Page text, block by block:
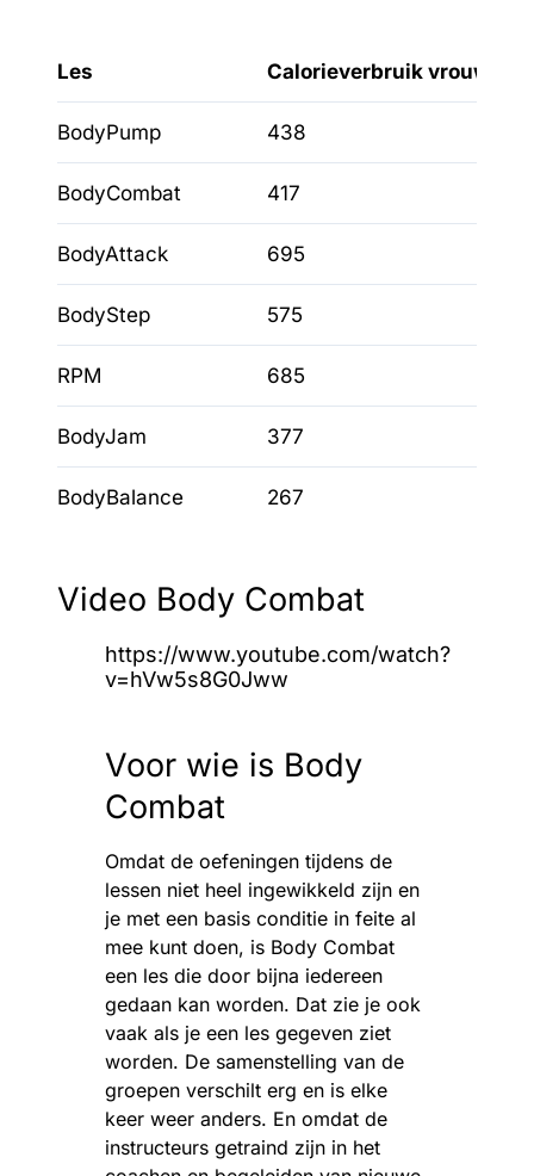
Les Calorieverbruik vrouw
BodyPump 438
BodyCombat 417
BodyAttack 695
BodyStep 575
RPM 685
BodyJam 377
BodyBalance 267
Video Body Combat
https://www.youtube.com/watch?
v=hVw5s8G0Jww
Voor wie is Body
Combat
Omdat de oefeningen tijdens de
lessen niet heel ingewikkeld zijn en
je met een basis conditie in feite al
mee kunt doen, is Body Combat
een les die door bijna iedereen
gedaan kan worden. Dat zie je ook
vaak als je een les gegeven ziet
worden. De samenstelling van de
groepen verschilt erg en is elke
keer weer anders. En omdat de
instructeurs getraind zijn in het